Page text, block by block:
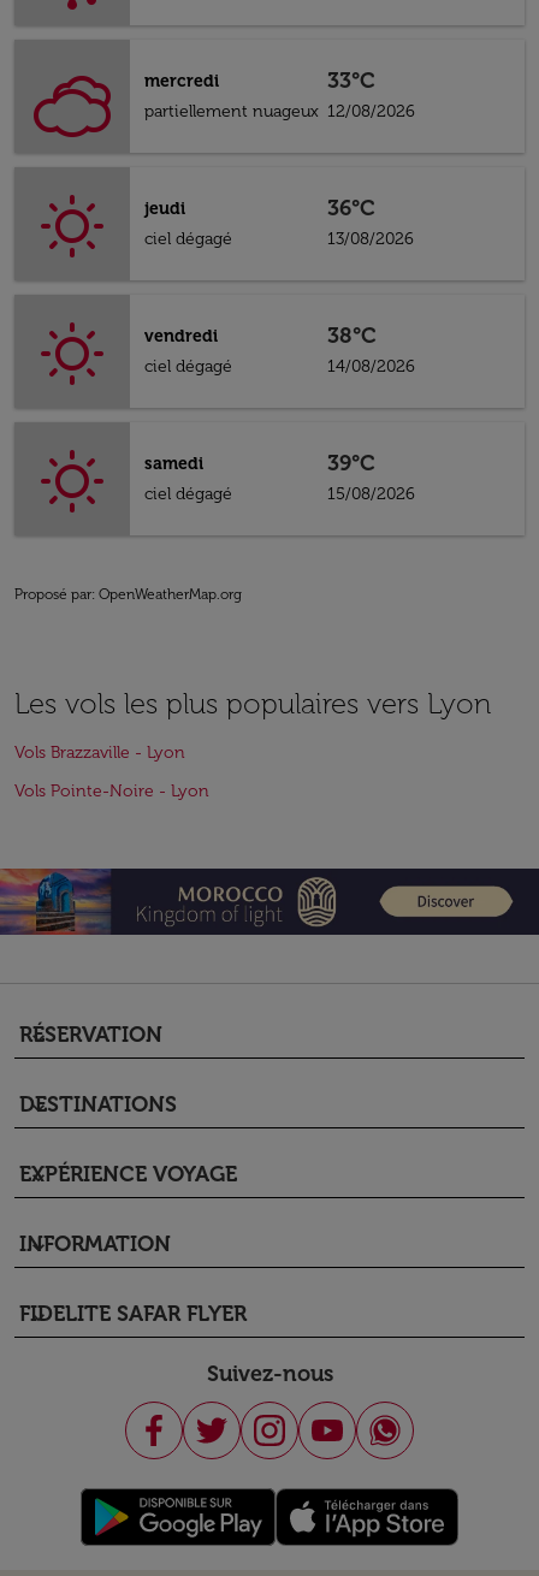
mercredi
partiellement nuageux
33°C
12/08/2026
jeudi
ciel dégagé
36°C
13/08/2026
vendredi
ciel dégagé
38°C
14/08/2026
samedi
ciel dégagé
39°C
15/08/2026
Proposé par: OpenWeatherMap.org
Les vols les plus populaires vers Lyon
Vols Brazzaville - Lyon
Vols Pointe-Noire - Lyon
RÉSERVATION
keyboard_arrow_down
DESTINATIONS
keyboard_arrow_down
EXPÉRIENCE VOYAGE
keyboard_arrow_down
INFORMATION
keyboard_arrow_down
FIDELITE SAFAR FLYER
keyboard_arrow_down
Suivez-nous